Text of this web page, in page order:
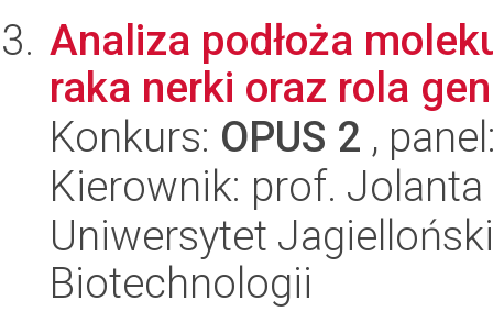
Analiza podłoża
raka nerki oraz rola
Konkurs: OPUS 2 ,
Kierownik: prof.
Uniwersytet
Biotechnologii